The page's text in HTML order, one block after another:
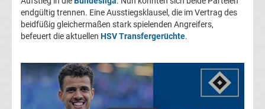
Transfergerüchte
1.
endgültig trennen. Eine Ausstiegsklausel, die im Vertrag des
beidfüßig gleichermaßen stark spielenden Angreifers,
befeuert die aktuellen HSV Transfergerüchte.